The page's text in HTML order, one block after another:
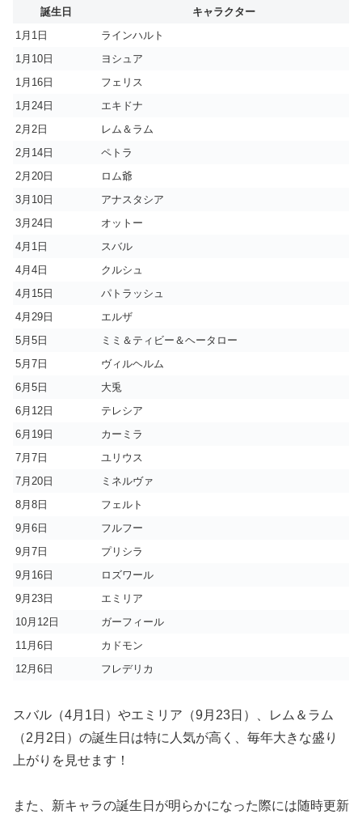
誕生日
キャラクター
1月1日
ラインハルト
1月10日
ヨシュア
1月16日
フェリス
1月24日
エキドナ
2月2日
レム＆ラム
2月14日
ペトラ
2月20日
ロム爺
3月10日
アナスタシア
3月24日
オットー
4月1日
スバル
4月4日
クルシュ
4月15日
パトラッシュ
4月29日
エルザ
5月5日
ミミ＆ティビー＆ヘータロー
5月7日
ヴィルヘルム
6月5日
大兎
6月12日
テレシア
6月19日
カーミラ
7月7日
ユリウス
7月20日
ミネルヴァ
8月8日
フェルト
9月6日
フルフー
9月7日
プリシラ
9月16日
ロズワール
9月23日
エミリア
10月12日
ガーフィール
11月6日
カドモン
12月6日
フレデリカ
スバル（4月1日）やエミリア（9月23日）、レム＆ラム
（2月2日）の誕生日は特に人気が高く、毎年大きな盛り
上がりを見せます！
また、新キャラの誕生日が明らかになった際には随時更新